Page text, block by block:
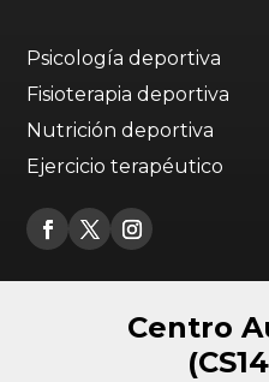
Psicología deportiva
Fisioterapia deportiva
Nutrición deportiva
Ejercicio terapéutico
Centro